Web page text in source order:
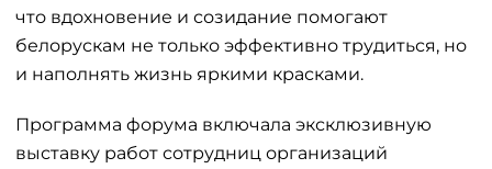
что вдохновение и созидание помогают
белорускам не только эффективно трудиться, но
и наполнять жизнь яркими красками.
Программа форума включала эксклюзивную
выставку работ сотрудниц организаций